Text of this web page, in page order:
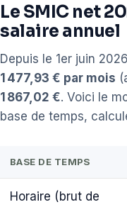
Le SMIC net
salaire annuel
Depuis le 1er juin
1 477,93 € par mois
1 867,02 €. Voici le
base de temps,
BASE DE TEMPS
Horaire (brut de